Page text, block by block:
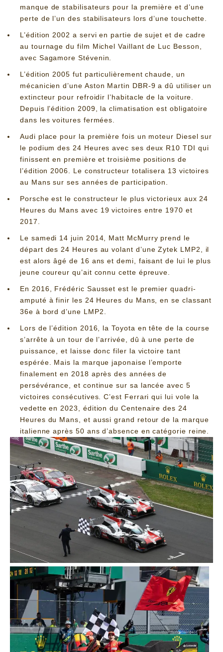
manque de stabilisateurs pour la première et d’une
perte de l’un des stabilisateurs lors d’une touchette.
L’édition 2002 a servi en partie de sujet et de cadre
au tournage du film Michel Vaillant de Luc Besson,
avec Sagamore Stévenin.
L’édition 2005 fut particulièrement chaude, un
mécanicien d’une Aston Martin DBR-9 a dû utiliser un
extincteur pour refroidir l’habitacle de la voiture.
Depuis l’édition 2009, la climatisation est obligatoire
dans les voitures fermées.
Audi place pour la première fois un moteur Diesel sur
le podium des 24 Heures avec ses deux R10 TDI qui
finissent en première et troisième positions de
l’édition 2006. Le constructeur totalisera 13 victoires
au Mans sur ses années de participation.
Porsche est le constructeur le plus victorieux aux 24
Heures du Mans avec 19 victoires entre 1970 et
2017.
Le samedi 14 juin 2014, Matt McMurry prend le
départ des 24 Heures au volant d’une Zytek LMP2, il
est alors âgé de 16 ans et demi, faisant de lui le plus
jeune coureur qu’ait connu cette épreuve.
En 2016, Frédéric Sausset est le premier quadri-
amputé à finir les 24 Heures du Mans, en se classant
36e à bord d’une LMP2.
Lors de l’édition 2016, la Toyota en tête de la course
s’arrête à un tour de l’arrivée, dû à une perte de
puissance, et laisse donc filer la victoire tant
espérée. Mais la marque japonaise l’emporte
finalement en 2018 après des années de
persévérance, et continue sur sa lancée avec 5
victoires consécutives. C’est Ferrari qui lui vole la
vedette en 2023, édition du Centenaire des 24
Heures du Mans, et aussi grand retour de la marque
italienne après 50 ans d’absence en catégorie reine.